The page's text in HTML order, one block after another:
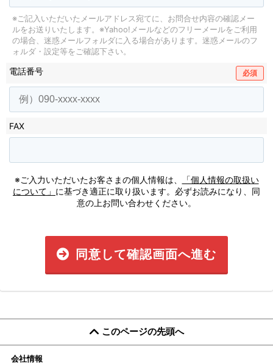
※ご記入いただいたメールアドレス宛てに、お問合せ内容の確認メー
ルをお送りいたします。 ※Yahoo!メールなどのフリーメールをご利用
の場合、迷惑メールフォルダに入る場合があります。 迷惑メールのフ
ォルダ・設定等をご確認下さい。
電話番号 必須
FAX
※ご入力いただいたお客さまの個人情報は、
「個人情報の取扱い
について」 に基づき適正に取り扱います。必ずお読みになり、同
意の上お問い合わせください。
同意して確認画面へ進む
このページの先頭へ
会社情報